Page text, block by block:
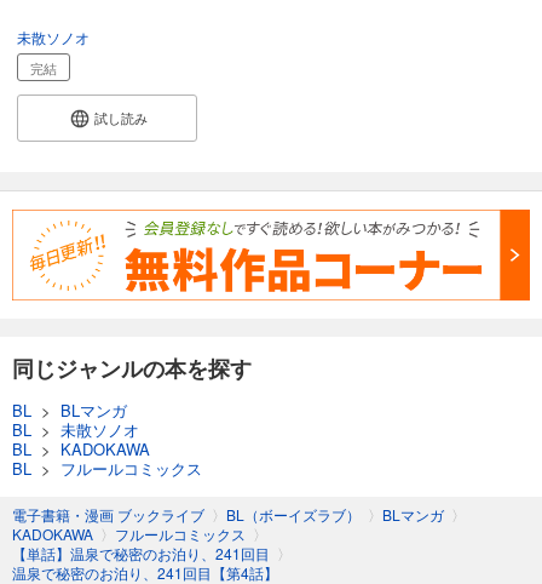
未散ソノオ
完結
試し読み
同じジャンルの本を探す
BL > BLマンガ
BL > 未散ソノオ
BL > KADOKAWA
BL > フルールコミックス
電子書籍・漫画 ブックライブ 〉 BL（ボーイズラブ） 〉 BLマンガ 〉
KADOKAWA 〉 フルールコミックス 〉
【単話】温泉で秘密のお泊り、241回目 〉
温泉で秘密のお泊り、241回目【第4話】